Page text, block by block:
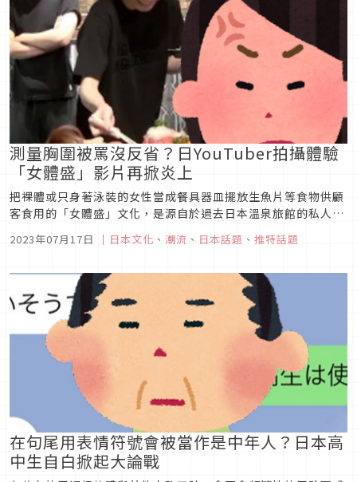
測量胸圍被罵沒反省？日YouTuber拍攝體驗
「女體盛」影片再掀炎上
把裸體或只身著泳裝的女性當成餐具器皿擺放生魚片等食物供顧
客食用的「女體盛」文化，是源自於過去日本溫泉旅館的私人服
務與性招待產業。儘管擁護者常常以「藝術」、「傳統」為其辯
護，卻仍在近代日本不時引發爭議。日本人氣網紅Jukiya近日發
推特趨勢。雖然...
2023年07月17日 ｜ 日本文化 、 潮流 、 日本話題 、 推特話題
在句尾用表情符號會被當作是中年人？日本高
中生自白掀起大論戰